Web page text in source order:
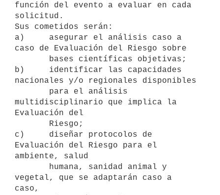
función del evento a evaluar en cada
solicitud.
Sus cometidos serán:
a)     asegurar el análisis caso a
caso de Evaluación del Riesgo sobre
b)     identificar las capacidades
nacionales y/o regionales disponibles
multidisciplinario que implica la
Evaluación del
c)     diseñar protocolos de
Evaluación del Riesgo para el
ambiente, salud
vegetal, que se adaptarán caso a
caso,